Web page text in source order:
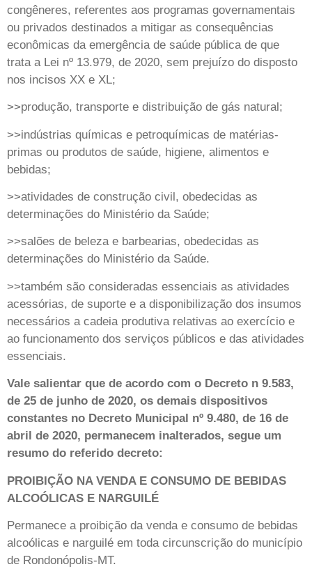
congêneres, referentes aos programas governamentais
ou privados destinados a mitigar as consequências
econômicas da emergência de saúde pública de que
trata a Lei nº 13.979, de 2020, sem prejuízo do disposto
nos incisos XX e XL;
>>produção, transporte e distribuição de gás natural;
>>indústrias químicas e petroquímicas de matérias-
primas ou produtos de saúde, higiene, alimentos e
bebidas;
>>atividades de construção civil, obedecidas as
determinações do Ministério da Saúde;
>>salões de beleza e barbearias, obedecidas as
determinações do Ministério da Saúde.
>>também são consideradas essenciais as atividades
acessórias, de suporte e a disponibilização dos insumos
necessários a cadeia produtiva relativas ao exercício e
ao funcionamento dos serviços públicos e das atividades
essenciais.
Vale salientar que de acordo com o Decreto n 9.583,
de 25 de junho de 2020, os demais dispositivos
constantes no Decreto Municipal nº 9.480, de 16 de
abril de 2020, permanecem inalterados, segue um
resumo do referido decreto:
PROIBIÇÃO NA VENDA E CONSUMO DE BEBIDAS
ALCOÓLICAS E NARGUILÉ
Permanece a proibição da venda e consumo de bebidas
alcoólicas e narguilé em toda circunscrição do município
de Rondonópolis-MT.